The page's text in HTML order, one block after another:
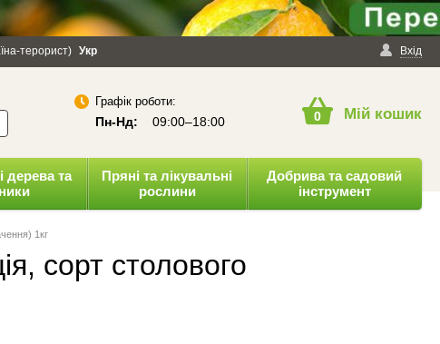
конфіденційності Вхід
терорист) Укр
Графік роботи:
Пн-Нд: 09:00–18:00 0 Мій кошик
дерева та
Пряні та лікувальні
рослини
Добрива та садовий
інструмент
1кг
сорт столового